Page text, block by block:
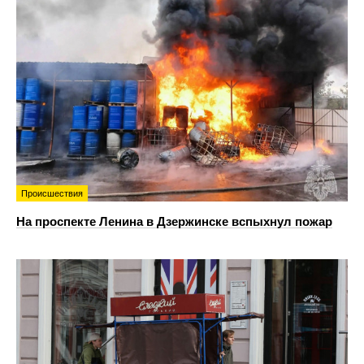
Происшествия
На проспекте Ленина в Дзержинске вспыхнул пожар